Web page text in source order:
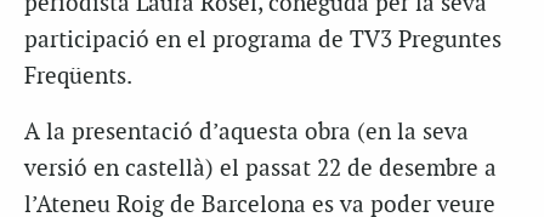
participació en el programa de TV3 Preguntes
Freqüents.
A la presentació d’aquesta obra (en la seva
versió en castellà) el passat 22 de desembre a
l’Ateneu Roig de Barcelona es va poder veure